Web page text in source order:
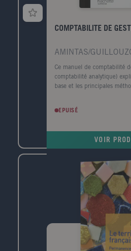
COMPTABILITE DE
AMINTAS/
Ce manuel de comptabilité
comptabilité analytique)
base et les principales
Il convient également aux
comporte une partie de
détaillée et des exercices
EPUISÉ
VOIR